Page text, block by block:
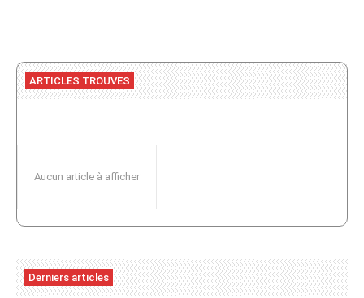
ARTICLES TROUVES
Aucun article à afficher
Derniers articles